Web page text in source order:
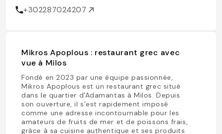
+302287024207
Mikros Apoplous : restaurant grec avec
vue à Milos
Fondé en 2023 par une équipe passionnée,
Mikros Apoplous est un restaurant grec situé
dans le quartier d'Adamantas à Milos. Depuis
son ouverture, il s’est rapidement imposé
comme une adresse incontournable pour les
amateurs de fruits de mer et de poissons frais,
grâce à sa cuisine authentique et ses produits